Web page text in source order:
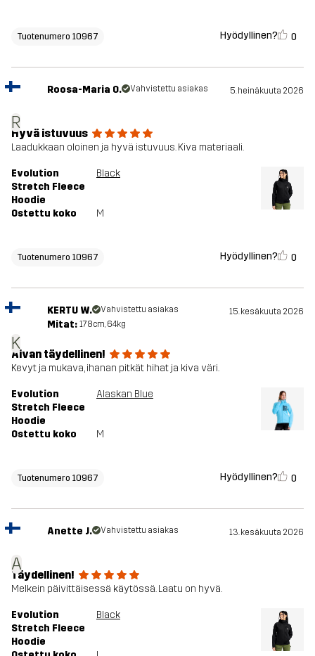
Tuotenumero 10967 Hyödyllinen? 0
R
Roosa-Maria O. Vahvistettu asiakas 5. heinäkuuta 2026
Hyvä istuvuus
Laadukkaan oloinen ja hyvä istuvuus. Kiva materiaali.
Evolution
Stretch Fleece
Hoodie
Black
Ostettu koko M
Tuotenumero 10967 Hyödyllinen? 0
K
KERTU W. Vahvistettu asiakas 15. kesäkuuta 2026
Mitat: 178cm, 64kg
Aivan täydellinen!
Kevyt ja mukava, ihanan pitkät hihat ja kiva väri.
Evolution
Stretch Fleece
Hoodie
Alaskan Blue
Ostettu koko M
Tuotenumero 10967 Hyödyllinen? 0
A
Anette J. Vahvistettu asiakas 13. kesäkuuta 2026
Täydellinen!
Melkein päivittäisessä käytössä. Laatu on hyvä.
Evolution
Stretch Fleece
Hoodie
Black